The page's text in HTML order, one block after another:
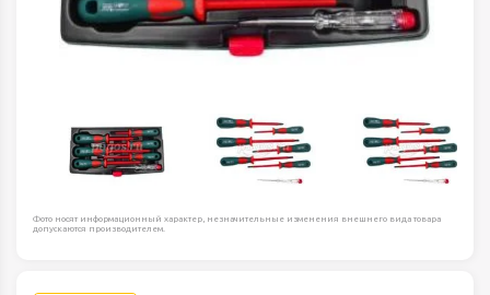
Фото носят информационный характер, незначительные изменения внешнего вида товара
допускаются производителем.